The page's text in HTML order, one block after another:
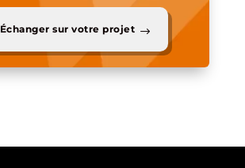
Échanger sur votre projet